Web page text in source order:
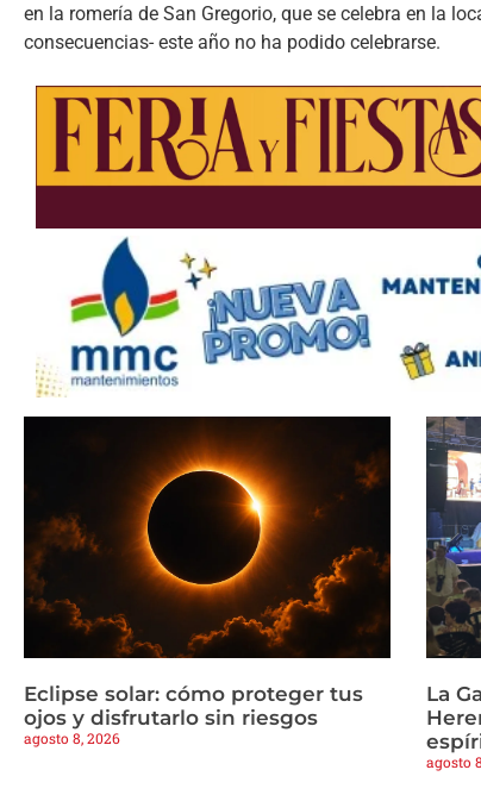
en la romería de San Gregorio, que se celebra en la
consecuencias- este año no ha podido celebrarse.
Eclipse solar: cómo proteger tus
ojos y disfrutarlo sin riesgos
agosto 8, 2026
La
agosto